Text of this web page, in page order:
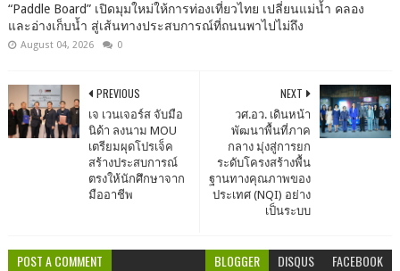
“Paddle Board” เปิดมุมใหม่ให้การท่องเที่ยวไทย เปลี่ยนแม่น้ำ คลอง
และอ่างเก็บน้ำ สู่เส้นทางประสบการณ์ที่ถนนพาไปไม่ถึง
August 04, 2026 0
NEXT
วศ.อว. เดินหน้า
พัฒนาพื้นที่ภาค
กลาง มุ่งสู่การยก
ระดับโครงสร้างพื้น
ฐานทางคุณภาพของ
ประเทศ (NQI) อย่าง
เป็นระบบ
PREVIOUS
เจ เวนเจอร์ส จับมือ
นิด้า ลงนาม MOU
เตรียมผุดโปรเจ็ค
สร้างประสบการณ์
ตรงให้นักศึกษาจาก
มืออาชีพ
POST A COMMENT BLOGGER DISQUS FACEBOOK